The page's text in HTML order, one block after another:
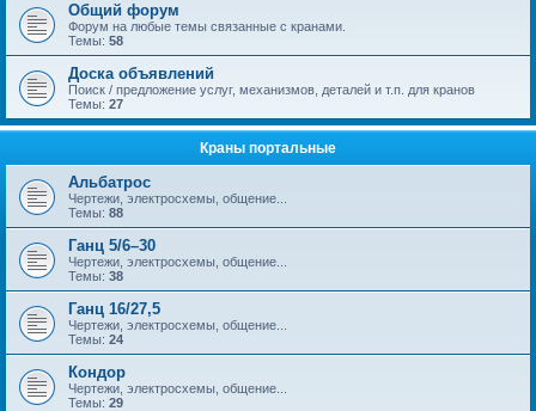
Общий форум
Форум на любые темы связанные с кранами.
Темы: 58
Доска объявлений
Поиск / предложение услуг, механизмов, деталей и т.п. для кранов
Темы: 27
Краны портальные
Альбатрос
Чертежи, электросхемы, общение...
Темы: 88
Ганц 5/6–30
Чертежи, электросхемы, общение...
Темы: 38
Ганц 16/27,5
Чертежи, электросхемы, общение...
Темы: 24
Кондор
Чертежи, электросхемы, общение...
Темы: 29